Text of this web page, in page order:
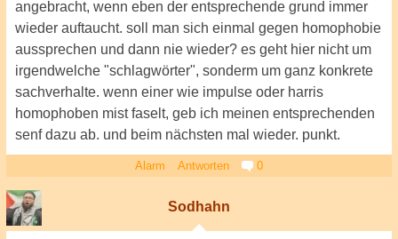
angebracht, wenn eben der entsprechende grund immer
wieder auftaucht. soll man sich einmal gegen homophobie
aussprechen und dann nie wieder? es geht hier nicht um
irgendwelche "schlagwörter", sonderm um ganz konkrete
sachverhalte. wenn einer wie impulse oder harris
homophoben mist faselt, geb ich meinen entsprechenden
senf dazu ab. und beim nächsten mal wieder. punkt.
Alarm Antworten 0
Sodhahn